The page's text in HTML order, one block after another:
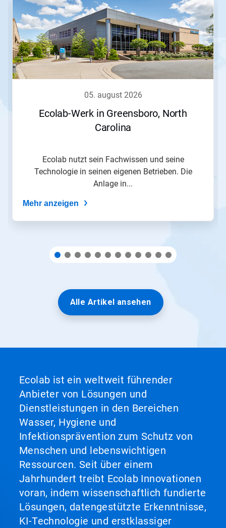
Karussell.
Nutzen
Sie
die
Schaltflächen
Weiter
und
navigieren,
05. august 2026
Ecolab-Werk in Greensboro, North
Carolina
Ecolab nutzt sein Fachwissen und seine
Technologie in seinen eigenen Betrieben. Die
Anlage in...
Mehr anzeigen
Alle Artikel ansehen
Ecolab ist ein weltweit führender
Anbieter von Lösungen und
Dienstleistungen in den Bereichen
Wasser, Hygiene und
Infektionsprävention zum Schutz von
Menschen und lebenswichtigen
Ressourcen. Seit über einem
Jahrhundert treibt Ecolab Innovationen
voran, indem wissenschaftlich fundierte
Lösungen, datengestützte Erkenntnisse,
KI-Technologie und erstklassiger